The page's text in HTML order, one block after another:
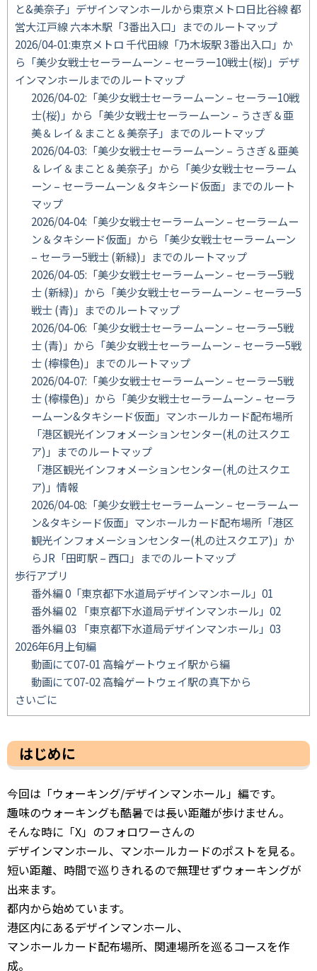
と&美奈子」デザインマンホールから東京メトロ日比谷線 都
営大江戸線 六本木駅「3番出入口」までのルートマップ
2026/04-01:東京メトロ 千代田線「乃木坂駅 3番出入口」か
ら「美少女戦士セーラームーン – セーラー10戦士(桜)」デザ
インマンホールまでのルートマップ
2026/04-02:「美少女戦士セーラームーン – セーラー10戦
士(桜)」から「美少女戦士セーラームーン – うさぎ＆亜
美＆レイ＆まこと＆美奈子」までのルートマップ
2026/04-03:「美少女戦士セーラームーン – うさぎ＆亜美
＆レイ＆まこと＆美奈子」から「美少女戦士セーラーム
ーン – セーラームーン＆タキシード仮面」までのルート
マップ
2026/04-04:「美少女戦士セーラームーン – セーラームー
ン＆タキシード仮面」から「美少女戦士セーラームーン
– セーラー5戦士 (新緑)」までのルートマップ
2026/04-05:「美少女戦士セーラームーン – セーラー5戦
士 (新緑)」から「美少女戦士セーラームーン – セーラー5
戦士 (青)」までのルートマップ
2026/04-06:「美少女戦士セーラームーン – セーラー5戦
士 (青)」から「美少女戦士セーラームーン – セーラー5戦
士 (檸檬色)」までのルートマップ
2026/04-07:「美少女戦士セーラームーン – セーラー5戦
士 (檸檬色)」から「美少女戦士セーラームーン – セーラ
ームーン&タキシード仮面」マンホールカード配布場所
「港区観光インフォメーションセンター(札の辻スクエ
ア)」までのルートマップ
「港区観光インフォメーションセンター(札の辻スクエ
ア)」情報
2026/04-08:「美少女戦士セーラームーン – セーラームー
ン&タキシード仮面」マンホールカード配布場所「港区
観光インフォメーションセンター(札の辻スクエア)」か
らJR「田町駅 – 西口」までのルートマップ
歩行アプリ
番外編 0「東京都下水道局デザインマンホール」01
番外編 02 「東京都下水道局デザインマンホール」02
番外編 03 「東京都下水道局デザインマンホール」03
2026年6月上旬編
動画にて07-01 高輪ゲートウェイ駅から編
動画にて07-02 高輪ゲートウェイ駅の真下から
さいごに
はじめに
今回は「ウォーキング/デザインマンホール」編です。
趣味のウォーキングも酷暑では長い距離が歩けません。
そんな時に「X」のフォロワーさんの
デザインマンホール、マンホールカードのポストを見る。
短い距離、時間で巡りきれるので無理せずウォーキングが
出来ます。
都内から始めています。
港区内にあるデザインマンホール、
マンホールカード配布場所、関連場所を巡るコースを作
成。